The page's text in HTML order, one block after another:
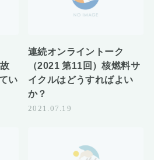
い
連続オンライントーク
（2021 第11回）核燃料サ
イクルはどうすればよい
か？
2021.07.19